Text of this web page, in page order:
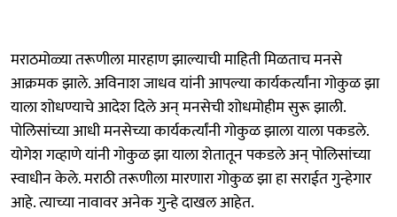
मराठमोळ्या तरूणीला मारहाण झाल्याची माहिती मिळताच मनसे
आक्रमक झाले. अविनाश जाधव यांनी आपल्या कार्यकर्त्यांना गोकुळ झा
याला शोधण्याचे आदेश दिले अन् मनसेची शोधमोहीम सुरू झाली.
पोलिसांच्या आधी मनसेच्या कार्यकर्त्यांनी गोकुळ झाला याला पकडले.
योगेश गव्हाणे यांनी गोकुळ झा याला शेतातून पकडले अन् पोलिसांच्या
स्वाधीन केले. मराठी तरूणीला मारणारा गोकुळ झा हा सराईत गुन्हेगार
आहे. त्याच्या नावावर अनेक गुन्हे दाखल आहेत.